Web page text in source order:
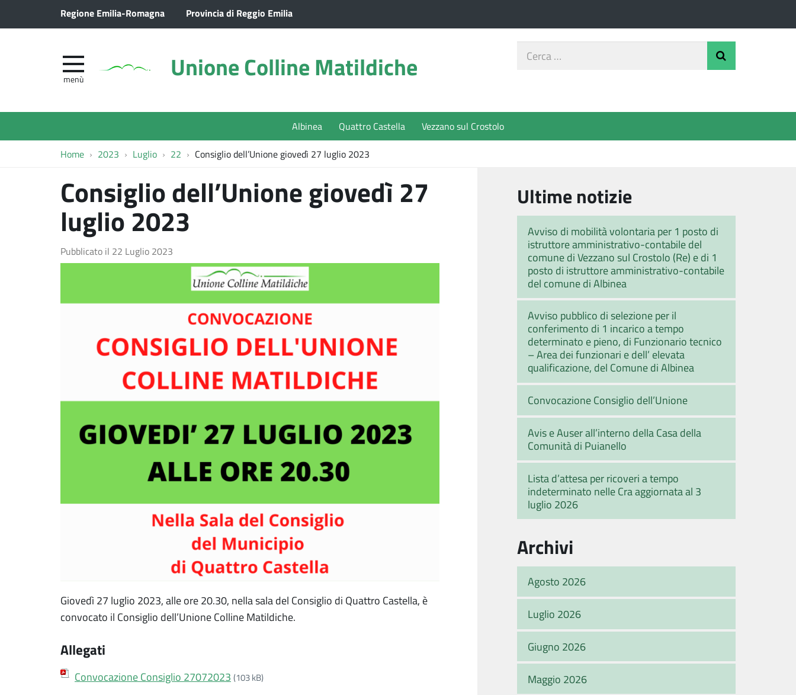
Regione Emilia-Romagna Provincia di Reggio Emilia
Unione Colline Matildiche
menù
Cerca
Albinea Quattro Castella Vezzano sul Crostolo
Home 2023 Luglio 22 Consiglio dell’Unione giovedì 27 luglio 2023
Consiglio dell’Unione giovedì 27
luglio 2023
Pubblicato il 22 Luglio 2023
Giovedì 27 luglio 2023, alle ore 20.30, nella sala del Consiglio di Quattro Castella, è
convocato il Consiglio dell’Unione Colline Matildiche.
Allegati
Convocazione Consiglio 27072023 (103 kB)
Ultime notizie
Avviso di mobilità volontaria per 1 posto di
istruttore amministrativo-contabile del
comune di Vezzano sul Crostolo (Re) e di 1
posto di istruttore amministrativo-contabile
del comune di Albinea
Avviso pubblico di selezione per il
conferimento di 1 incarico a tempo
determinato e pieno, di Funzionario tecnico
– Area dei funzionari e dell’ elevata
qualificazione, del Comune di Albinea
Convocazione Consiglio dell’Unione
Avis e Auser all’interno della Casa della
Comunità di Puianello
Lista d’attesa per ricoveri a tempo
indeterminato nelle Cra aggiornata al 3
luglio 2026
Archivi
Agosto 2026
Luglio 2026
Giugno 2026
Maggio 2026